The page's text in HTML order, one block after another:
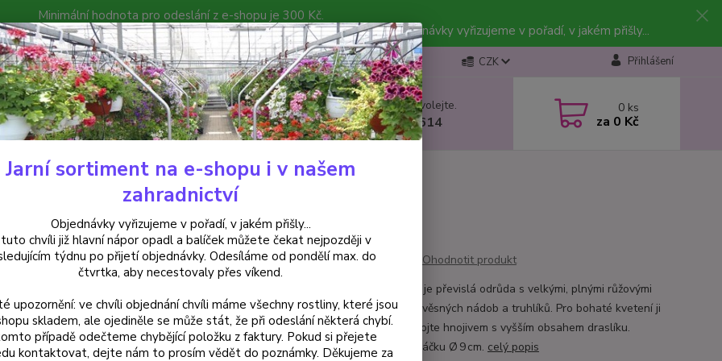
Minimální hodnota pro odeslání z e-shopu je 300 Kč.
můžete čekat nejpozději v následujícím týdnu po přijetí objednávky. Objednávky vyřizujeme v pořadí, v jakém přišly...
Poradna Kontakty CZK Přihlášení
Hledat Nevíte si rady? Zavolejte.
+420 602 223 614
0 ks
za 0 Kč
Fuchsie Rosi Friedl Fuchsie 769
Friedl Fuchsie 769
Ohodnotit produkt
Fuchsie Rosi Friedl je převislá odrůda s velkými, plnými růžovými
květy. Ideální do závěsných nádob a truhlíků. Pro bohaté kvetení ji
jednou týdně přihnojte hnojivem s vyšším obsahem draslíku.
Dodáváme v květináčku Ø 9 cm. celý popis
Jarní sortiment na e-shopu i v našem
zahradnictví
Objednávky vyřizujeme v pořadí, v jakém přišly...
chvíli již hlavní nápor opadl a balíček můžete čekat nejpozději v
týdnu po přijetí objednávky. Odesíláme od pondělí max. do
čtvrtka, aby necestovaly přes víkend.
upozornění: ve chvíli objednání chvíli máme všechny rostliny, které jsou
skladem, ale ojediněle se může stát, že při odeslání některá chybí.
případě odečteme chybějící položku z faktury. Pokud si přejete
kontaktovat, dejte nám to prosím vědět do poznámky. Děkujeme za